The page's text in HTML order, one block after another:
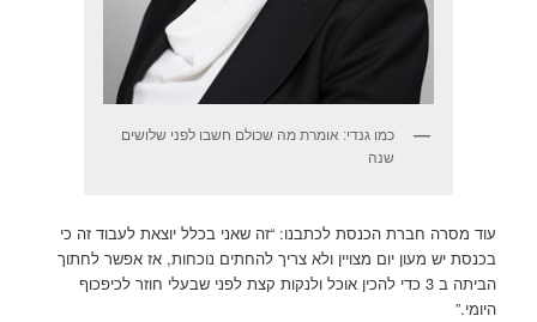
כמו גנדי: אומרת מה שכולם חשבו לפני שלושים
שנה
עוד מסרה חברת הכנסת לכתבנו: “זה שאני בכלל יוצאת לעבוד זה כי
בכנסת יש מעון יום מצויין ולא צריך להחתים נוכחות, אז אפשר לחתוך
הביתה ב 3 כדי להכין אוכל ולנקות קצת לפני שבעלי חוזר לכיפכוף
היומי.”